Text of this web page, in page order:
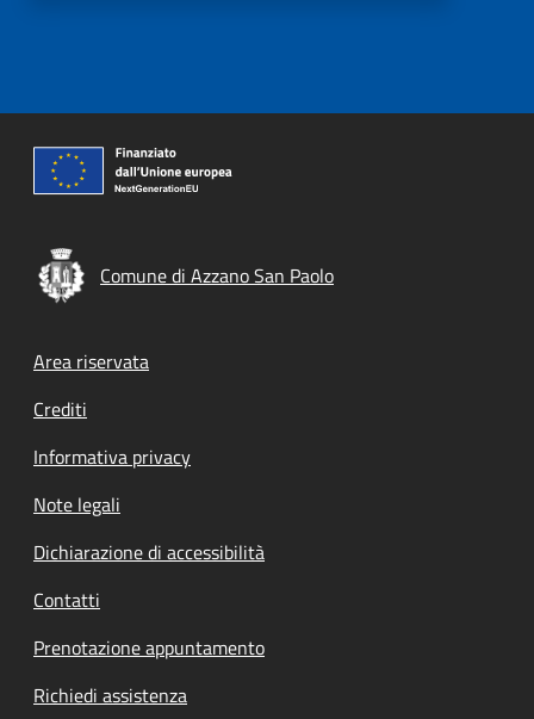
Comune di Azzano San Paolo
Footer menu
Area riservata
Crediti
Informativa privacy
Note legali
Dichiarazione di accessibilità
Contatti
Prenotazione appuntamento
Richiedi assistenza